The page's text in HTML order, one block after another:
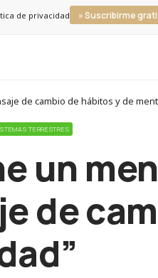
de privacidad » Suscribirme
de cambio de hábitos y de
TERRESTRES
un
de